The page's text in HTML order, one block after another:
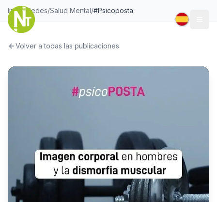
Inicio/Redes/Salud Mental/#Psicoposta
Volver a todas las publicaciones